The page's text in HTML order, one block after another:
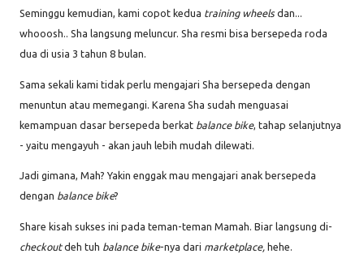
Seminggu kemudian, kami copot kedua training wheelsdan...
whooosh.. Sha langsung meluncur. Sha resmi bisa bersepeda roda
dua di usia 3 tahun 8 bulan.
Sama sekali kami tidak perlu mengajari Sha bersepeda dengan
menuntun atau memegangi. Karena Sha sudah menguasai
kemampuan dasar bersepeda berkat balance bike, tahap selanjutnya
- yaitu mengayuh - akan jauh lebih mudah dilewati.
Jadi gimana, Mah? Yakin enggak mau mengajari anak bersepeda
dengan balance bike?
Share kisah sukses ini pada teman-teman Mamah. Biar langsung di-
checkoutdeh tuh balance bike-nya dari marketplace, hehe.